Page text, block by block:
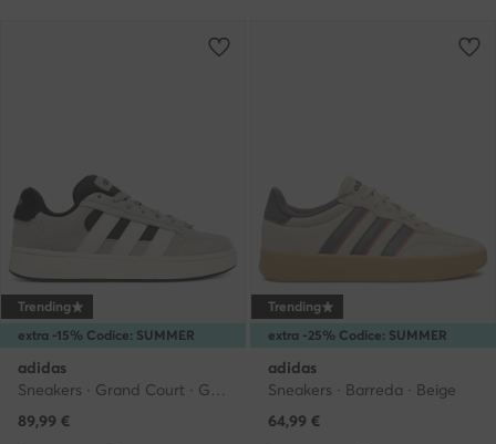
extra -15% Codice: SUMMER
Trending
adidas
89,99 €
extra -25% Codice: SUMMER
Trending
adidas
Sneakers · Barreda · Beige
64,99 €